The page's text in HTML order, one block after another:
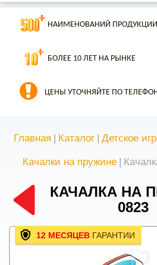
НАИМЕНОВАНИЙ ПРОДУКЦИИ
БОЛЕЕ 10 ЛЕТ НА РЫНКЕ
ЦЕНЫ УТОЧНЯЙТЕ ПО
Главная | Каталог | Детское
Качалки на пружине |
КАЧАЛКА НА
0823
12 МЕСЯЦЕВ ГАРАНТИИ